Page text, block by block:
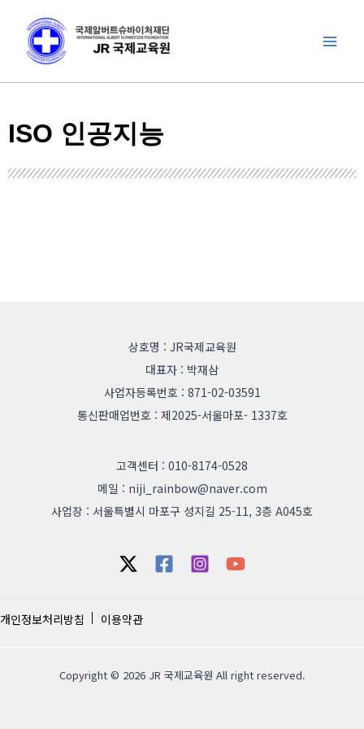
로
너
뛰
기
ISO 인공지능
상호명 : JR국제교육원
대표자 : 박재삼
사업자등록번호 : 871-02-03591
통신판매업번호 : 제2025-서울마포- 1337호
고객센터 : 010-8174-0528
메일 : niji_rainbow@naver.com
사업장 : 서울특별시 마포구 성지길 25-11, 3층 A045호
개인정보처리방침 이용약관
Copyright © 2026 JR 국제교육원 All right reserved.